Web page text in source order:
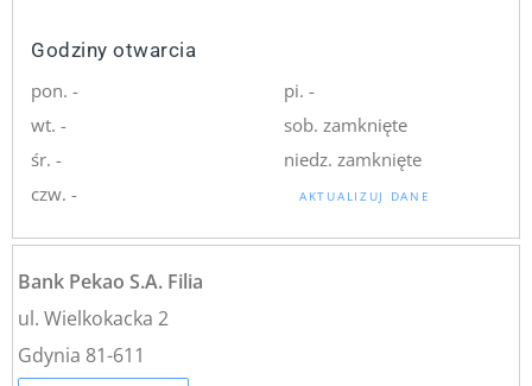
Godziny otwarcia
pon. -
wt. -
śr. -
czw. -
pi. -
sob. zamknięte
niedz. zamknięte
AKTUALIZUJ DANE
Bank Pekao S.A. Filia
ul. Wielkokacka 2
Gdynia 81-611